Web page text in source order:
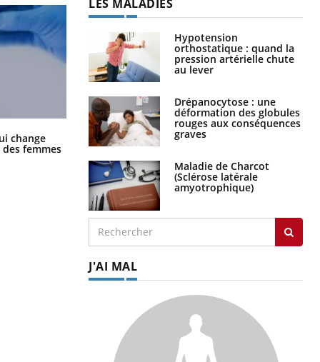
change
femmes
La sieste empêche-t-elle de dormir
la nuit ?
LES MALADIES
Hypotension
orthostatique : quand la
pression artérielle chute
au lever
Drépanocytose : une
déformation des globules
rouges aux conséquences
graves
Maladie de Charcot
(Sclérose latérale
amyotrophique)
J'AI MAL